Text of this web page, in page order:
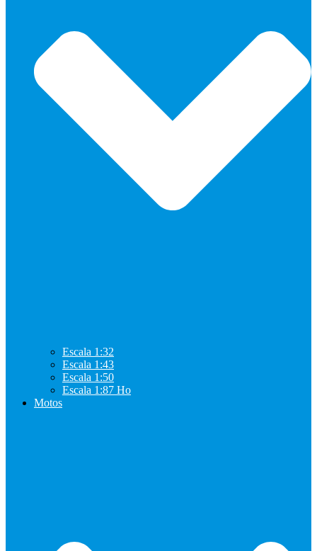
Escala 1:32
Escala 1:43
Escala 1:50
Escala 1:87 Ho
Motos